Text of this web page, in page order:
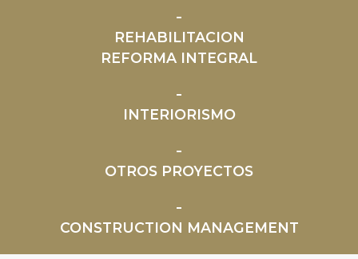
REHABILITACION
REFORMA INTEGRAL
INTERIORISMO
OTROS PROYECTOS
CONSTRUCTION MANAGEMENT